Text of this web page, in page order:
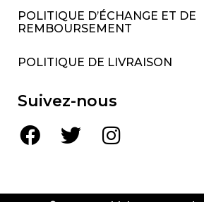
POLITIQUE D’ÉCHANGE ET DE
REMBOURSEMENT
POLITIQUE DE LIVRAISON
Suivez-nous